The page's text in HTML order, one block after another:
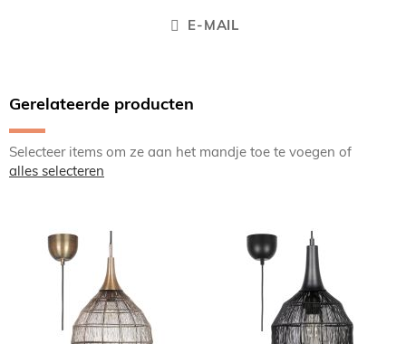
E-MAIL
Gerelateerde producten
Selecteer items om ze aan het mandje toe te voegen of
alles selecteren